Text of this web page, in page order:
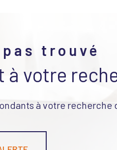
trouvé
votre
à votre recherche